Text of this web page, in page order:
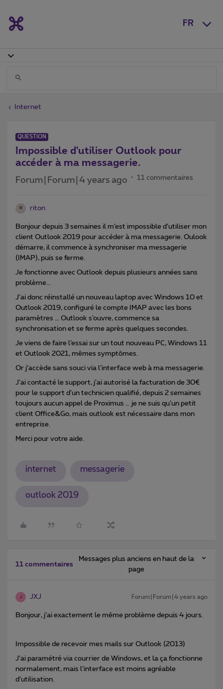
FR
Internet
QUESTION
Impossible d'utiliser Outlook pour
accéder à ma messagerie.
Forum|Forum|4 years ago 11 commentaires
R riton
Bonjour depuis 3 semaines il m’est impossible d’utiliser mon
client Outlook 2019 pour accéder à ma messagerie. Oulook
démarre, il commence à synchroniser ma messagerie
(IMAP), puis se ferme.
Je fonctionne avec Outlook depuis plusieurs années sans
problème...
J’ai donc réinstallé un nouveau laptop avec Windows 10 et
Outlook 2019, configuré le compte IMAP avec les bons
paramètres … Outlook s’ouvre, commence sa
synchronisation et se ferme après quelques secondes.
Je viens de faire l’essai sur un tout nouveau PC, Windows 11
et Outlook 2021, mêmes symptômes.
Or j’accède sans souci via l’interface web à ma messagerie.
J’ai contacté le support, j’ai autorisé la facturation de 30€
pour le support d’un technicien qualifié, depuis 2 semaines
toujours aucun appel de Proximus … je ne suis qu’un petit
client Office&Go, mais outlook est nécessaire dans mon
entreprise.
Merci pour votre aide.
internet messagerie
outlook 2019
11 commentaires
Messages plus anciens en haut de la
page
J JXJ Forum|Forum|4 years ago
Bonjour, j’ai exactement le même problème depuis 4 jours.
Impossible de recevoir mes mails sur Outlook (2013)
J’ai paramétré via courrier de Windows, et la ça fonctionne
normalement, mais l’interface est moins agréable
d’utilisation.